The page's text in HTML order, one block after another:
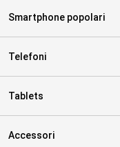
Smartphone popolari
Telefoni
Tablets
Accessori